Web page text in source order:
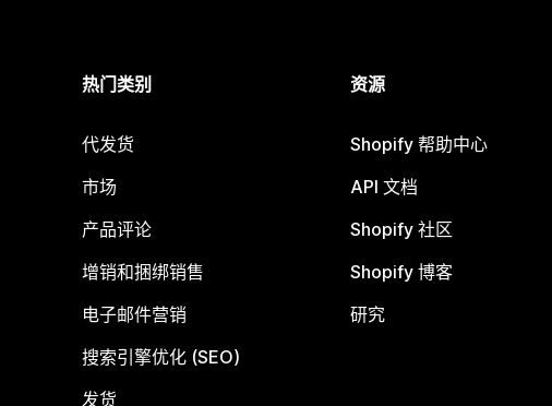
热门类别
代发货
市场
产品评论
增销和捆绑销售
电子邮件营销
搜索引擎优化 (SEO)
发货
资源
Shopify 帮助中心
API 文档
Shopify 社区
Shopify 博客
研究